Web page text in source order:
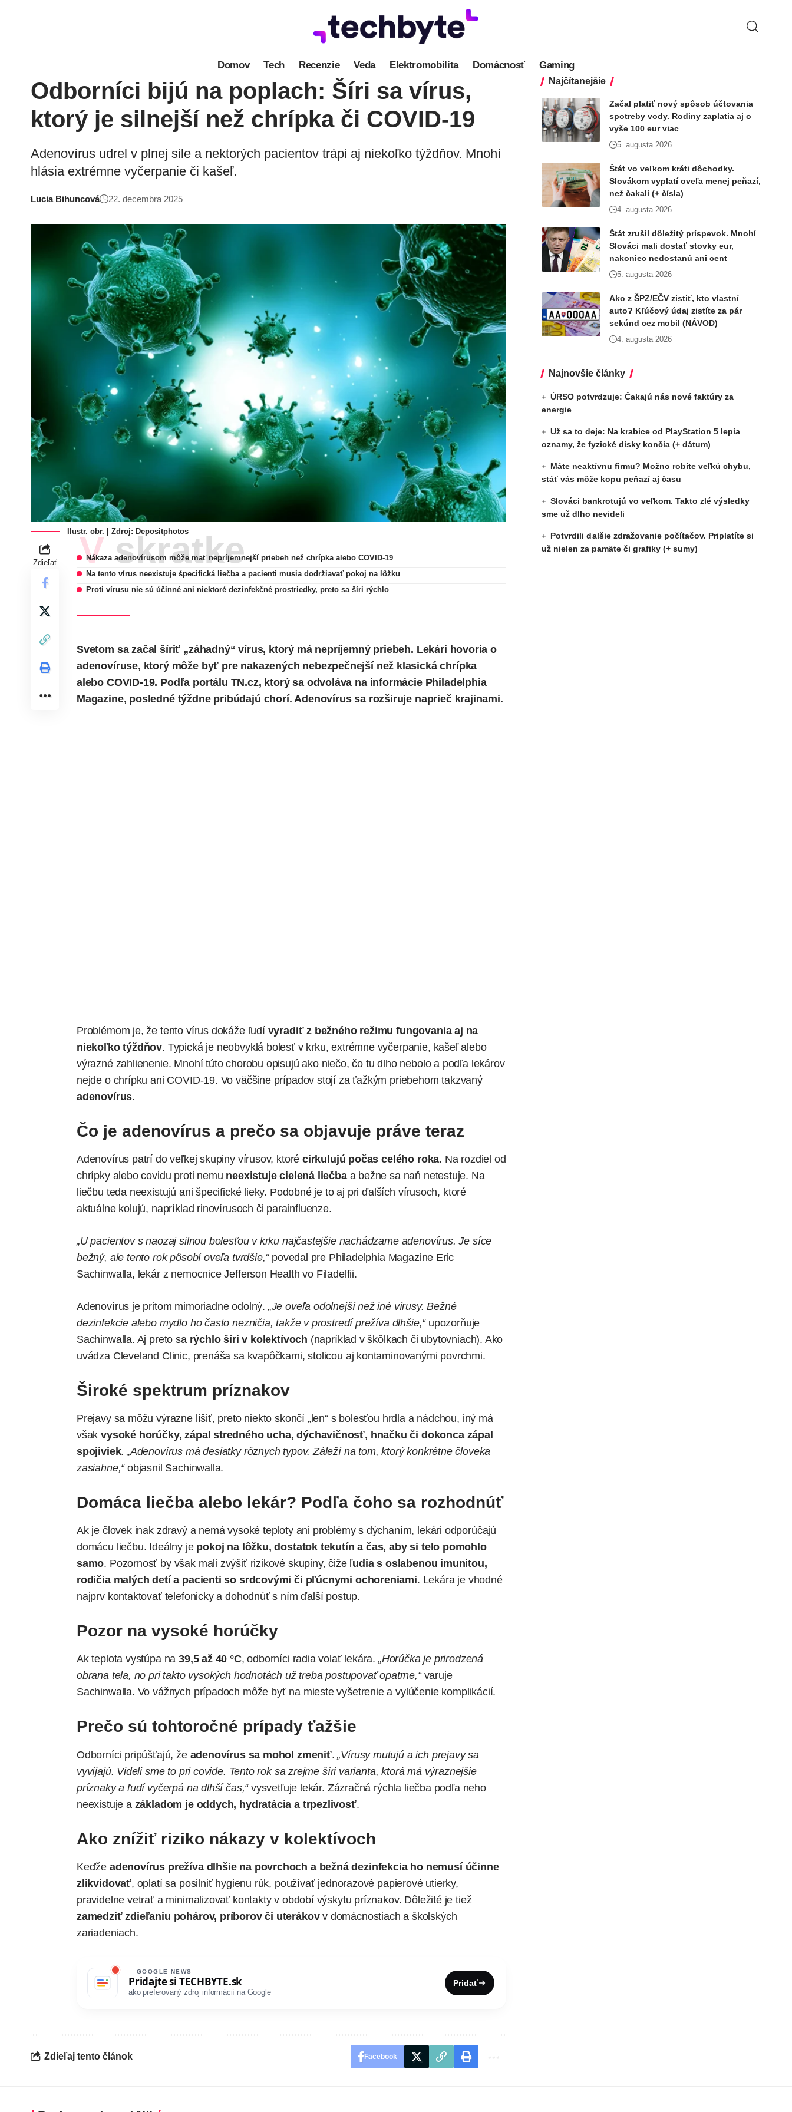
Domov Tech Recenzie Veda Elektromobilita Domácnosť Gaming
Odborníci bijú na poplach: Šíri sa vírus,
ktorý je silnejší než chrípka či COVID-19
Adenovírus udrel v plnej sile a nektorých pacientov trápi aj niekoľko týždňov. Mnohí
hlásia extrémne vyčerpanie či kašeľ.
Lucia Bihuncová 22. decembra 2025
Ilustr. obr. | Zdroj: Depositphotos
Zdieľať V skratke
Nákaza adenovírusom môže mať nepríjemnejší priebeh než chrípka alebo COVID-19
Na tento vírus neexistuje špecifická liečba a pacienti musia dodržiavať pokoj na lôžku
Proti vírusu nie sú účinné ani niektoré dezinfekčné prostriedky, preto sa šíri rýchlo
Svetom sa začal šíriť „záhadný“ vírus, ktorý má nepríjemný priebeh. Lekári hovoria o
adenovíruse, ktorý môže byť pre nakazených nebezpečnejší než klasická chrípka
alebo COVID-19. Podľa portálu TN.cz, ktorý sa odvoláva na informácie Philadelphia
Magazine, posledné týždne pribúdajú chorí. Adenovírus sa rozširuje naprieč krajinami.
Problémom je, že tento vírus dokáže ľudí vyradiť z bežného režimu fungovania aj na
niekoľko týždňov. Typická je neobvyklá bolesť v krku, extrémne vyčerpanie, kašeľ alebo
výrazné zahlienenie. Mnohí túto chorobu opisujú ako niečo, čo tu dlho nebolo a podľa lekárov
nejde o chrípku ani COVID-19. Vo väčšine prípadov stojí za ťažkým priebehom takzvaný
adenovírus.
Čo je adenovírus a prečo sa objavuje práve teraz
Adenovírus patrí do veľkej skupiny vírusov, ktoré cirkulujú počas celého roka. Na rozdiel od
chrípky alebo covidu proti nemu neexistuje cielená liečbaa bežne sa naň netestuje. Na
liečbu teda neexistujú ani špecifické lieky. Podobné je to aj pri ďalších vírusoch, ktoré
aktuálne kolujú, napríklad rinovírusoch či parainfluenze.
„U pacientov s naozaj silnou bolesťou v krku najčastejšie nachádzame adenovírus. Je síce
bežný, ale tento rok pôsobí oveľa tvrdšie,“povedal pre Philadelphia Magazine Eric
Sachinwalla, lekár z nemocnice Jefferson Health vo Filadelfii.
Adenovírus je pritom mimoriadne odolný. „Je oveľa odolnejší než iné vírusy. Bežné
dezinfekcie alebo mydlo ho často nezničia, takže v prostredí prežíva dlhšie,“upozorňuje
Sachinwalla. Aj preto sa rýchlo šíri v kolektívoch (napríklad v škôlkach či ubytovniach). Ako
uvádza Cleveland Clinic, prenáša sa kvapôčkami, stolicou aj kontaminovanými povrchmi.
Široké spektrum príznakov
Prejavy sa môžu výrazne líšiť, preto niekto skončí „len“ s bolesťou hrdla a nádchou, iný má
všakvysoké horúčky, zápal stredného ucha, dýchavičnosť, hnačku či dokonca zápal
spojiviek.„Adenovírus má desiatky rôznych typov. Záleží na tom, ktorý konkrétne človeka
zasiahne,“objasnil Sachinwalla.
Domáca liečba alebo lekár? Podľa čoho sa rozhodnúť
Ak je človek inak zdravý a nemá vysoké teploty ani problémy s dýchaním, lekári odporúčajú
domácu liečbu. Ideálny je pokoj na lôžku, dostatok tekutín a čas, aby si telo pomohlo
samo. Pozornosť by však mali zvýšiť rizikové skupiny, čiže ľudia s oslabenou imunitou,
rodičia malých detí a pacienti so srdcovými či pľúcnymi ochoreniami. Lekára je vhodné
najprv kontaktovať telefonicky a dohodnúť s ním ďalší postup.
Pozor na vysoké horúčky
Ak teplota vystúpa na39,5 až 40 °C, odborníci radia volať lekára. „Horúčka je prirodzená
obrana tela, no pri takto vysokých hodnotách už treba postupovať opatrne,“varuje
Sachinwalla. Vo vážnych prípadoch môže byť na mieste vyšetrenie a vylúčenie komplikácií.
Prečo sú tohtoročné prípady ťažšie
Odborníci pripúšťajú, že adenovírus sa mohol zmeniť.„Vírusy mutujú a ich prejavy sa
vyvíjajú. Videli sme to pri covide. Tento rok sa zrejme šíri varianta, ktorá má výraznejšie
príznaky a ľudí vyčerpá na dlhší čas,“vysvetľuje lekár. Zázračná rýchla liečba podľa neho
neexistuje a základom je oddych, hydratácia a trpezlivosť.
Ako znížiť riziko nákazy v kolektívoch
Keďže adenovírus prežíva dlhšie na povrchoch a bežná dezinfekcia ho nemusí účinne
zlikvidovať, oplatí sa posilniť hygienu rúk, používať jednorazové papierové utierky,
pravidelne vetrať a minimalizovať kontakty v období výskytu príznakov. Dôležité je tiež
zamedziť zdieľaniu pohárov, príborov či uterákovv domácnostiach a školských
zariadeniach.
GOOGLE NEWS
Pridajte si TECHBYTE.sk
ako preferovaný zdroj informácií na Google
Pridať
Zdieľaj tento článok Facebook
Najčítanejšie
Začal platiť nový spôsob účtovania
spotreby vody. Rodiny zaplatia aj o
vyše 100 eur viac
5. augusta 2026
Štát vo veľkom kráti dôchodky.
Slovákom vyplatí oveľa menej peňazí,
než čakali (+ čísla)
4. augusta 2026
Štát zrušil dôležitý príspevok. Mnohí
Slováci mali dostať stovky eur,
nakoniec nedostanú ani cent
5. augusta 2026
Ako z ŠPZ/EČV zistiť, kto vlastní
auto? Kľúčový údaj zistíte za pár
sekúnd cez mobil (NÁVOD)
4. augusta 2026
Najnovšie články
ÚRSO potvrdzuje: Čakajú nás nové faktúry za
energie
Už sa to deje: Na krabice od PlayStation 5 lepia
oznamy, že fyzické disky končia (+ dátum)
Máte neaktívnu firmu? Možno robíte veľkú chybu,
stáť vás môže kopu peňazí aj času
Slováci bankrotujú vo veľkom. Takto zlé výsledky
sme už dlho nevideli
Potvrdili ďalšie zdražovanie počítačov. Priplatíte si
už nielen za pamäte či grafiky (+ sumy)